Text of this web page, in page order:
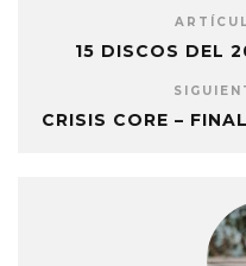
15 DISCOS DEL
CRISIS CORE –